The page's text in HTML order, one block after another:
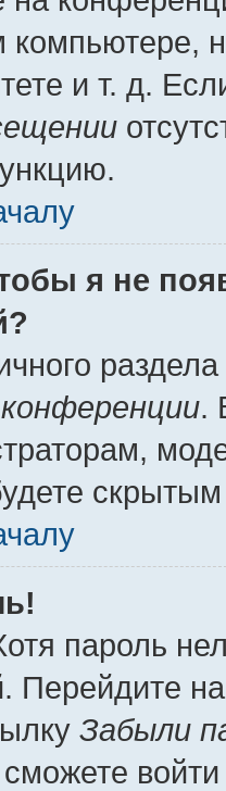
и т. д.
я не
.
пароль
Перейдите
Забыли